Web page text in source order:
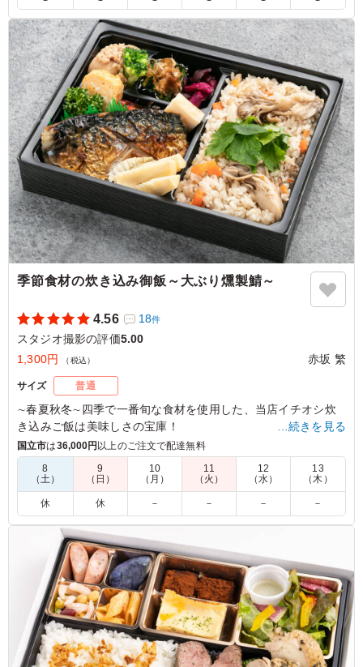
直火網焼きのグリル・ド・チキンは表面こんがり香ばし
く、中身はしっとり柔らかで非常に美味しかったです。ぶ
りの照り焼きも甘みがあり、高タンパク質のおかずがバラ
ンス良く入ったお弁当でした。副菜の種類も豊富で食べご
たえがあり、満足度の高いお弁当でした。
ご利用シーン：ロケ・撮影›スタジオ撮影
東京都千代田区丸の内2026/05/29
季節食材の炊き込み御飯～大ぶり燻製鯖～
4.56 18件
スタジオ撮影の評価5.00
1,300円
（税込） 赤坂 繁
サイズ 普通
∼春夏秋冬∼四季で一番旬な食材を使用した、当店イチオシ炊
き込みご飯は美味しさの宝庫！
サバ半身丸々を燻製にした燻製鯖は香ばしさ・うま味が格段に
美味しく仕上がってます。
5.0 株式会社アバハウスインターナショナル
季節食材の炊き込みご飯は風味が良く柔らかいお米で、大
ぶりの燻製鯖も香ばしく食べ応えがありました。彩りやバ
ランスも良く、最後まで飽きずに美味しくいただけるお弁
当でした。
ご利用シーン：ロケ・撮影›スタジオ撮影
東京都渋谷区猿楽町2026/07/15
…続きを見る
国立市は36,000円 以上のご注文で配達無料
8
（土）
9
（日）
10
（月）
11
（火）
12
（水）
13
（木）
休 休 － － － －